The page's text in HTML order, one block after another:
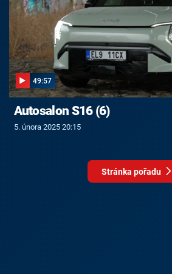
49:57
Autosalon S16 (6)
5. února 2025 20:15
Stránka pořadu